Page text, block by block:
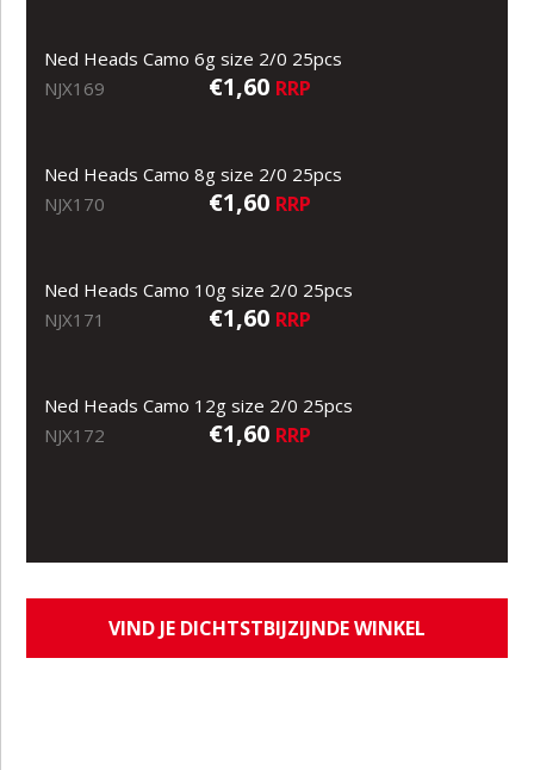
Ned Heads Camo 6g size 2/0 25pcs
NJX169
€1,60 RRP
Ned Heads Camo 8g size 2/0 25pcs
NJX170
€1,60 RRP
Ned Heads Camo 10g size 2/0 25pcs
NJX171
€1,60 RRP
Ned Heads Camo 12g size 2/0 25pcs
NJX172
€1,60 RRP
VIND JE DICHTSTBIJZIJNDE WINKEL